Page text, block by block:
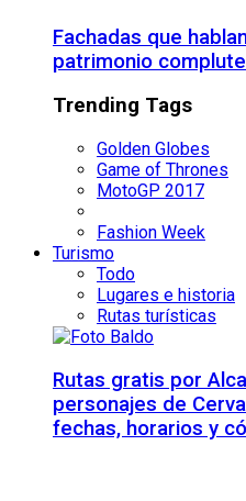
Fachadas que
patrimonio
Trending Tags
Golden Globes
Game of Thrones
MotoGP 2017
Fashion Week
Turismo
Todo
Lugares e historia
Rutas turísticas
Rutas gratis por
personajes de
fechas, horarios y